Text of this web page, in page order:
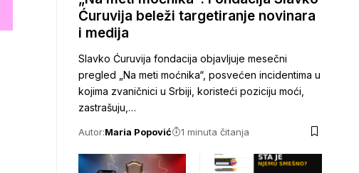
Ćuruvija beleži targetiranje novinara
i medija
Slavko Ćuruvija fondacija objavljuje mesečni
pregled „Na meti moćnika“, posvećen incidentima u
kojima zvaničnici u Srbiji, koristeći poziciju moći,
zastrašuju,…
Autor:Maria Popović 1 minuta čitanja